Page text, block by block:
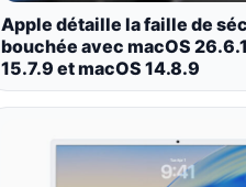
Apple détaille la faille de
bouchée avec macOS
15.7.9 et macOS 14.8.9